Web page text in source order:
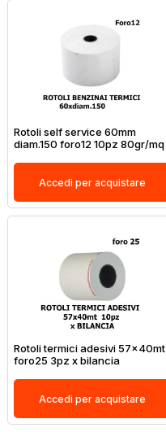
Rotoli self service 60mm
diam.150 foro12 10pz 80gr/mq
Accedi per acquistare
Rotoli termici adesivi 57x40mt
foro25 3pz x bilancia
Accedi per acquistare